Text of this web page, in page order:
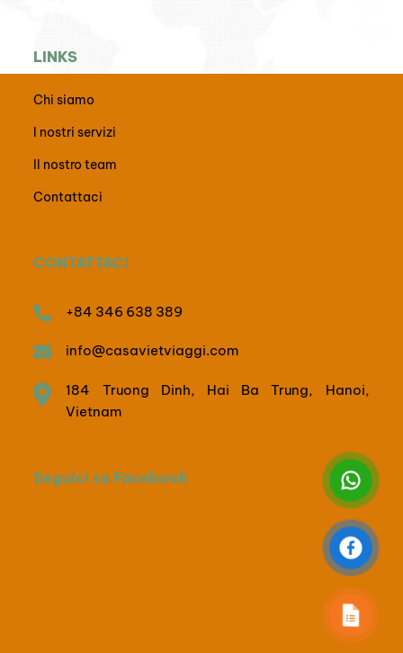
LINKS
Chi siamo
I nostri servizi
Il nostro team
Contattaci
CONTATTACI
+84 346 638 389
info@casavietviaggi.com
184 Truong Dinh, Hai Ba Trung, Hanoi,
Vietnam
Seguici su Facebook